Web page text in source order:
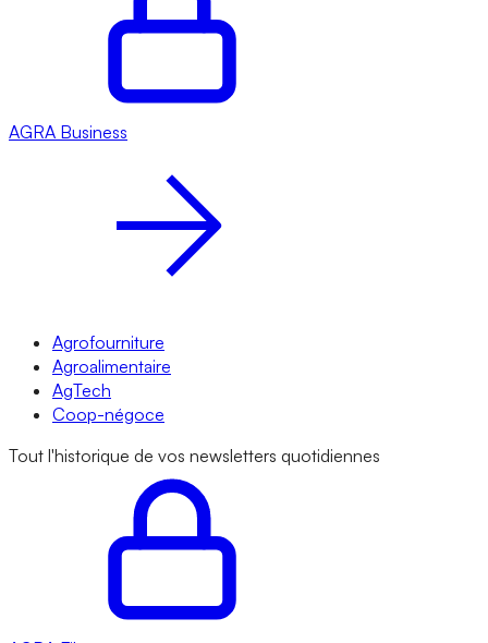
AGRA Business
Agrofourniture
Agroalimentaire
AgTech
Coop-négoce
Tout l'historique de vos newsletters quotidiennes